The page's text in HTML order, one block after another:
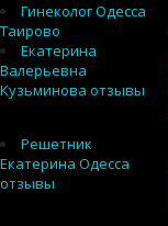
Гинеколог Одесса
Таирово
Екатерина
Валерьевна
Кузьминова отзывы
Решетник
Екатерина Одесса
отзывы